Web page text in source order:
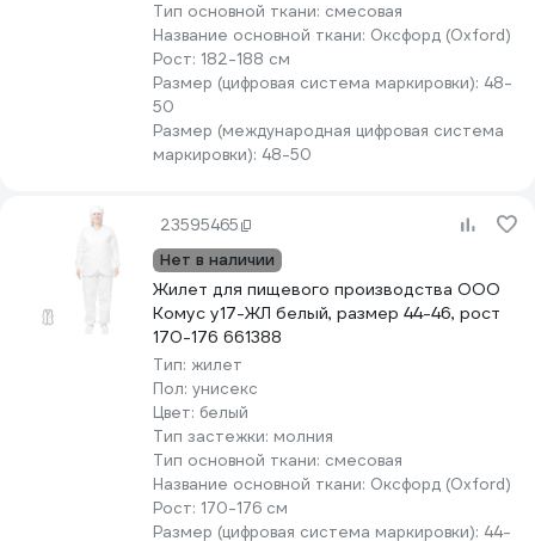
Тип основной ткани: смесовая
Название основной ткани: Оксфорд (Oxford)
Рост: 182-188 см
Размер (цифровая система маркировки): 48-
50
Размер (международная цифровая система
маркировки): 48-50
23595465
Нет в наличии
Жилет для пищевого производства ООО
Комус у17-ЖЛ белый, размер 44-46, рост
170-176 661388
Тип: жилет
Пол: унисекс
Цвет: белый
Тип застежки: молния
Тип основной ткани: смесовая
Название основной ткани: Оксфорд (Oxford)
Рост: 170-176 см
Размер (цифровая система маркировки): 44-